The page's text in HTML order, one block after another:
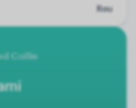
Reu
Collie